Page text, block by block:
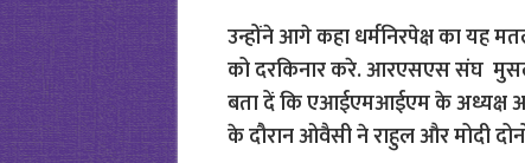
उन्होंने आगे कहा धर्मनिरपेक्ष का यह
को दरकिनार करे. आरएसएस संघ
बता दें कि एआईएमआईएम के अध्यक्ष
के दौरान ओवैसी ने राहुल और मोदी